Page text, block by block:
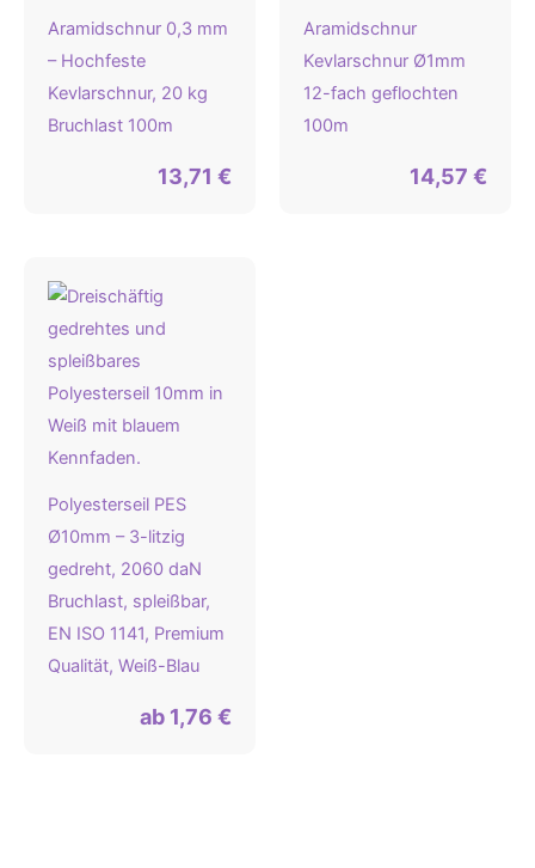
Aramidschnur 0,3 mm
– Hochfeste
Kevlarschnur, 20 kg
Bruchlast 100m
13,71 €
Aramidschnur
Kevlarschnur Ø1mm
12-fach geflochten
100m
14,57 €
Polyesterseil PES
Ø10mm – 3-litzig
gedreht, 2060 daN
Bruchlast, spleißbar,
EN ISO 1141, Premium
Qualität, Weiß-Blau
ab 1,76 €